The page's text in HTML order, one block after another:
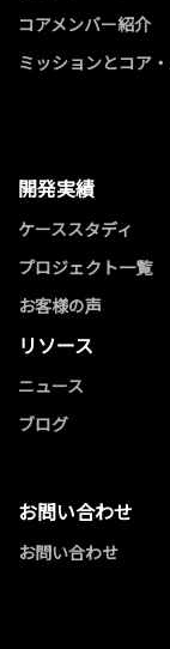
コアメンバー紹介
ミッションとコア
開発実績
ケーススタディ
プロジェクト一覧
お客様の声
リソース
ニュース
ブログ
お問い合わせ
お問い合わせ